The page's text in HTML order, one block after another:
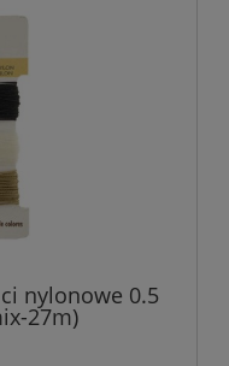
nylonowe 0.5
27m)